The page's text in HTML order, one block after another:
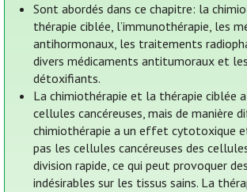
Sont abordés dans ce chapitre: la
thérapie ciblée, l’immunothérapie, les
antihormonaux, les traitements
divers médicaments antitumoraux et
détoxifiants.
La chimiothérapie et la thérapie ciblée
cellules cancéreuses, mais de manière
chimiothérapie a un effet cytotoxique
pas les cellules cancéreuses des
division rapide, ce qui peut provoquer
indésirables sur les tissus sains. La